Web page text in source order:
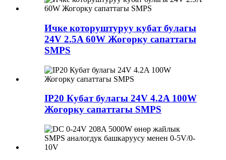
Ичке которуштуруу кубат булагы
24V 2.5A 60W Жогорку сапаттагы
SMPS
IP20 Кубат булагы 24V 4.2A 100W
Жогорку сапаттагы SMPS